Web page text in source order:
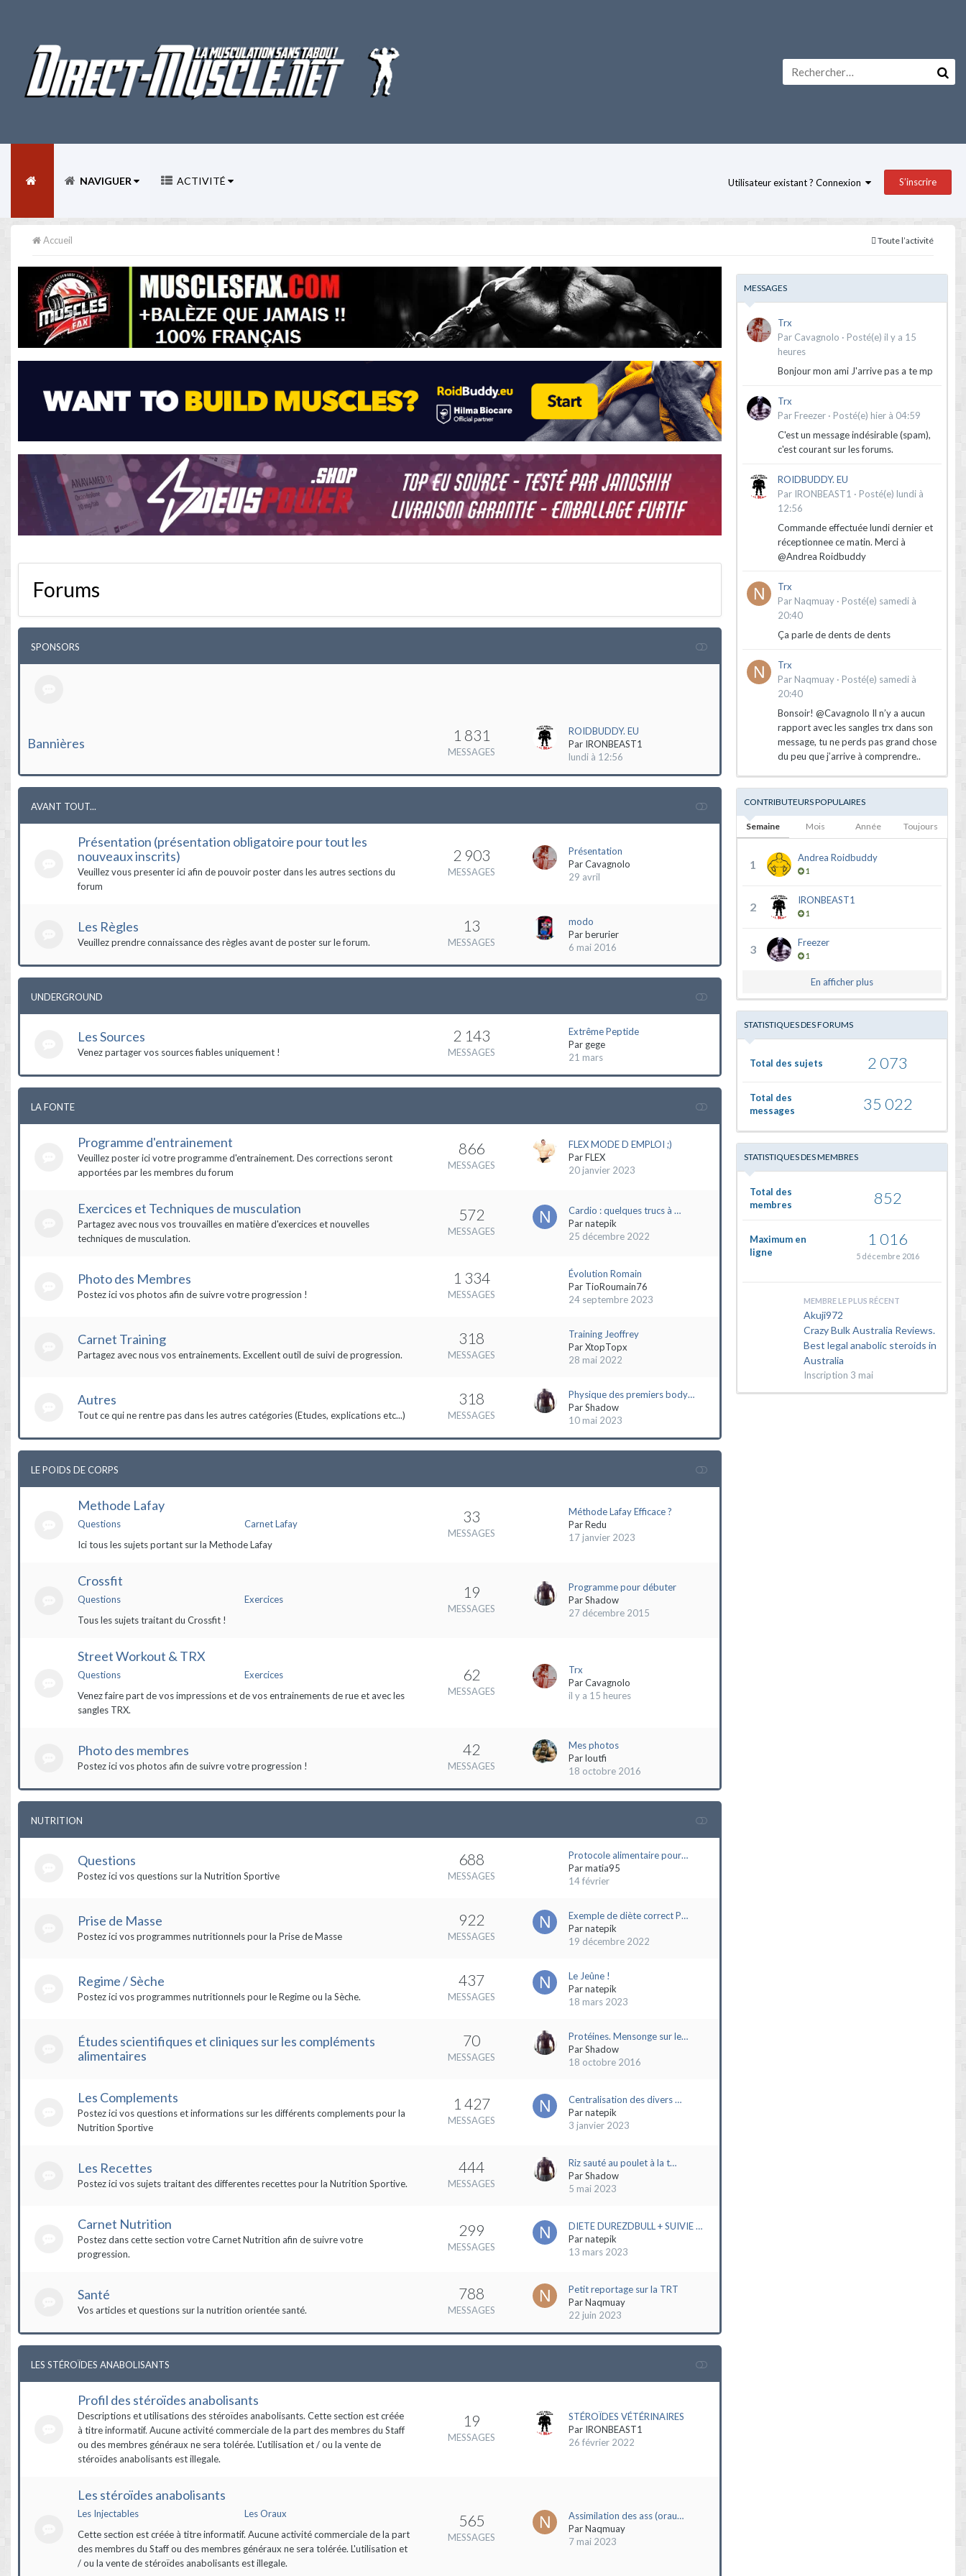
Utilisateur existant ? Connexion S’inscrire
NAVIGUER ACTIVITÉ
Toute l’activité
Accueil
Forums
SPONSORS
Bannières 1 831
MESSAGES
ROIDBUDDY. EU
Par IRONBEAST1
lundi à 12:56
AVANT TOUT...
Présentation (présentation obligatoire pour tout les
nouveaux inscrits)
Veuillez vous presenter ici afin de pouvoir poster dans les autres sections du
forum
2 903
MESSAGES
Présentation
ParCavagnolo
29 avril
Les Règles
Veuillez prendre connaissance des règles avant de poster sur le forum.
13
MESSAGES
modo
Parberurier
6 mai 2016
UNDERGROUND
Les Sources
Venez partager vos sources fiables uniquement !
2 143
MESSAGES
Extrême Peptide
Par gege
21 mars
LA FONTE
Programme d'entrainement
Veuillez poster ici votre programme d'entrainement. Des corrections seront
apportées par les membres du forum
866
MESSAGES
FLEX MODE D EMPLOI ;)
ParFLEX
20 janvier 2023
Exercices et Techniques de musculation
Partagez avec nous vos trouvailles en matière d'exercices et nouvelles
techniques de musculation.
572
MESSAGES
Cardio : quelques trucs à …
Parnatepik
25 décembre 2022
Photo des Membres
Postez ici vos photos afin de suivre votre progression !
1 334
MESSAGES
Évolution Romain
Par TioRoumain76
24 septembre 2023
Carnet Training
Partagez avec nous vos entrainements. Excellent outil de suivi de progression.
318
MESSAGES
Training Jeoffrey
ParXtopTopx
28 mai 2022
Autres
Tout ce qui ne rentre pas dans les autres catégories (Etudes, explications etc...)
318
MESSAGES
Physique des premiers body…
ParShadow
10 mai 2023
LE POIDS DE CORPS
Methode Lafay
Questions
Carnet Lafay
Ici tous les sujets portant sur la Methode Lafay
33
MESSAGES
Méthode Lafay Efficace ?
ParRedu
17 janvier 2023
Crossfit
Questions
Exercices
Tous les sujets traitant du Crossfit !
19
MESSAGES
Programme pour débuter
ParShadow
27 décembre 2015
Street Workout & TRX
Questions
Exercices
Venez faire part de vos impressions et de vos entrainements de rue et avec les
sangles TRX.
62
MESSAGES
Trx
ParCavagnolo
il y a 15 heures
Photo des membres
Postez ici vos photos afin de suivre votre progression !
42
MESSAGES
Mes photos
Parloutfi
18 octobre 2016
NUTRITION
Questions
Postez ici vos questions sur la Nutrition Sportive
688
MESSAGES
Protocole alimentaire pour…
Parmatia95
14 février
Prise de Masse
Postez ici vos programmes nutritionnels pour la Prise de Masse
922
MESSAGES
Exemple de diète correct P…
Parnatepik
19 décembre 2022
Regime / Sèche
Postez ici vos programmes nutritionnels pour le Regime ou la Sèche.
437
MESSAGES
Le Jeûne !
Parnatepik
18 mars 2023
Études scientifiques et cliniques sur les compléments
alimentaires
70
MESSAGES
Protéines. Mensonge sur le…
ParShadow
18 octobre 2016
Les Complements
Postez ici vos questions et informations sur les différents complements pour la
Nutrition Sportive
1 427
MESSAGES
Centralisation des divers …
Parnatepik
3 janvier 2023
Les Recettes
Postez ici vos sujets traitant des differentes recettes pour la Nutrition Sportive.
444
MESSAGES
Riz sauté au poulet à la t…
ParShadow
5 mai 2023
Carnet Nutrition
Postez dans cette section votre Carnet Nutrition afin de suivre votre
progression.
299
MESSAGES
DIETE DUREZDBULL + SUIVIE …
Parnatepik
13 mars 2023
Santé
Vos articles et questions sur la nutrition orientée santé.
788
MESSAGES
Petit reportage sur la TRT
ParNaqmuay
22 juin 2023
LES STÉROÏDES ANABOLISANTS
Profil des stéroïdes anabolisants
Descriptions et utilisations des stéroïdes anabolisants. Cette section est créée
à titre informatif. Aucune activité commerciale de la part des membres du Staff
ou des membres généraux ne sera tolérée. L'utilisation et / ou la vente de
stéroïdes anabolisants est illegale.
19
MESSAGES
STÉROÏDES VÉTÉRINAIRES
Par IRONBEAST1
26 février 2022
Les stéroïdes anabolisants
Les Injectables
Les Oraux
Cette section est créée à titre informatif. Aucune activité commerciale de la part
des membres du Staff ou des membres généraux ne sera tolérée. L'utilisation et
/ ou la vente de stéroïdes anabolisants est illegale.
565
MESSAGES
Assimilation des ass (orau…
ParNaqmuay
7 mai 2023
MESSAGES
Trx
Par Cavagnolo · Posté(e) il y a 15
heures
Bonjour mon ami J'arrive pas a te mp
Trx
Par Freezer · Posté(e) hier à 04:59
C'est un message indésirable (spam),
c'est courant sur les forums.
ROIDBUDDY. EU
Par IRONBEAST1 · Posté(e) lundi à
12:56
Commande effectuée lundi dernier et
réceptionnee ce matin. Merci à
@Andrea Roidbuddy
Trx
Par Naqmuay · Posté(e) samedi à
20:40
Ça parle de dents de dents
Trx
Par Naqmuay · Posté(e) samedi à
20:40
Bonsoir! @Cavagnolo Il n’y a aucun
rapport avec les sangles trx dans son
message, tu ne perds pas grand chose
du peu que j’arrive à comprendre..
CONTRIBUTEURS POPULAIRES
Semaine Mois Année Toujours
1 Andrea Roidbuddy
1
2 IRONBEAST1
1
3 Freezer
1
En afficher plus
STATISTIQUES DES FORUMS
Total des sujets 2 073
Total des
messages
35 022
STATISTIQUES DES MEMBRES
Total des
membres
852
Maximum en
ligne
1 016
5 décembre 2016
MEMBRE LE PLUS RÉCENT
Akuji972
Crazy Bulk Australia Reviews.
Best legal anabolic steroids in
Australia
Inscription 3 mai